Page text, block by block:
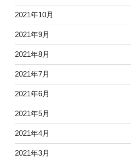
2021年10月
2021年9月
2021年8月
2021年7月
2021年6月
2021年5月
2021年4月
2021年3月